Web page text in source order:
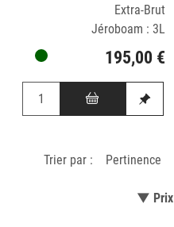
Extra-Brut
Jéroboam : 3L
195,00 €
Trier par : Pertinence
▼ Prix